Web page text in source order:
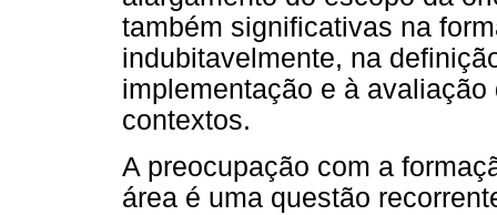
também significativas na
indubitavelmente, na
implementação e à
contextos.
A preocupação com a
área é uma questão